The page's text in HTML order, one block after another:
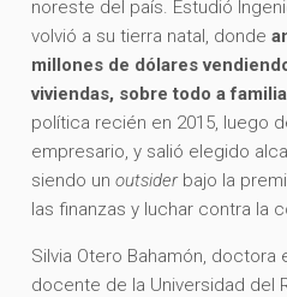
noreste del país. Estudió
volvió a su tierra natal, donde
millones de dólares
viviendas, sobre todo a
política recién en 2015, luego
empresario, y salió elegido
siendo unoutsiderbajo la
las finanzas y luchar contra la
Silvia Otero Bahamón, doctora
docente de la Universidad del